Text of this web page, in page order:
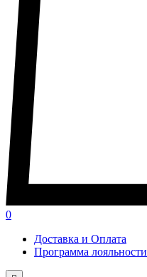
0
Доставка и Оплата
Программа лояльности